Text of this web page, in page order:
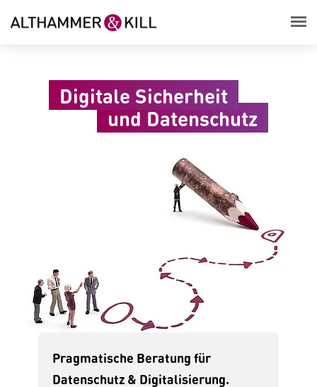
Digitale Sicherheit
und Datenschutz
Pragmatische Beratung für
Datenschutz & Digitalisierung.